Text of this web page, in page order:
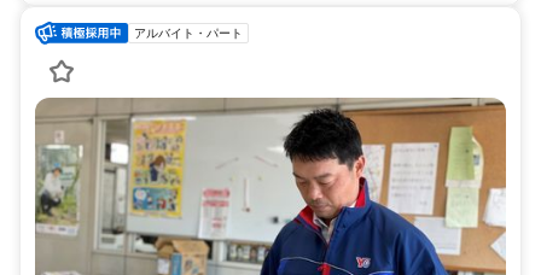
アルバイト・パート